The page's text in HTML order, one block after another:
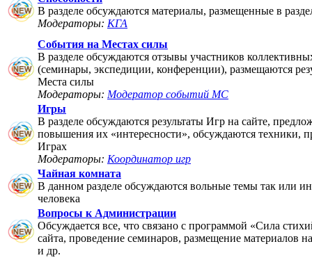
В разделе обсуждаются материалы, размещенные в
Модераторы: КГА
События на Местах силы
В разделе обсуждаются отзывы участников
(семинары, экспедиции, конференции), размещаются
Места силы
Модераторы: Модератор событий МС
Игры
В разделе обсуждаются результаты Игр на сайте,
повышения их «интересности», обсуждаются техники,
Играх
Модераторы: Координатор игр
Чайная комната
В данном разделе обсуждаются вольные темы так или
человека
Вопросы к Администрации
Обсуждается все, что связано с программой «Сила
сайта, проведение семинаров, размещение материалов
и др.